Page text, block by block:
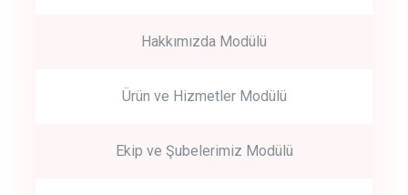
Hakkımızda Modülü
Ürün ve Hizmetler Modülü
Ekip ve Şubelerimiz Modülü